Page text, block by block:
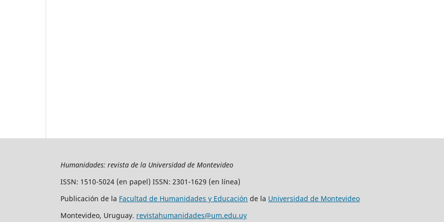
Humanidades: revista de la Universidad de Montevideo
ISSN: 1510-5024 (en papel) ISSN: 2301-1629 (en línea)
Publicación de la Facultad de Humanidades y Educación de la Universidad de Montevideo
Montevideo, Uruguay. revistahumanidades@um.edu.uy